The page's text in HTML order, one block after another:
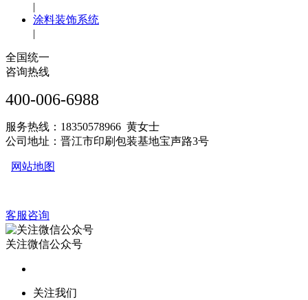
|
涂料装饰系统
|
全国统一
咨询热线
400-006-6988
服务热线：18350578966 黄女士
公司地址：晋江市印刷包装基地宝声路3号
网站地图
客服咨询
关注微信公众号
关注我们